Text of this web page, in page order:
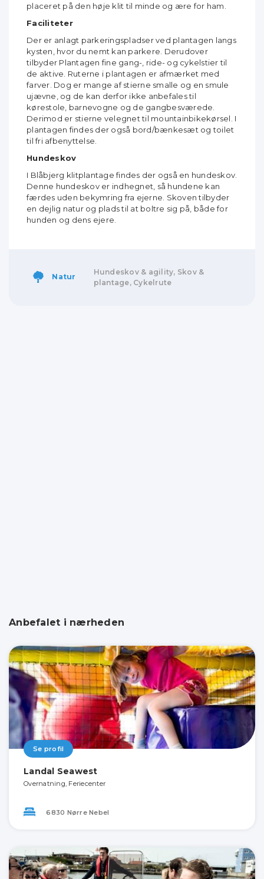
placeret på den høje klit til minde og ære for ham.
Faciliteter
Der er anlagt parkeringspladser ved plantagen langs
kysten, hvor du nemt kan parkere. Derudover
tilbyder Plantagen fine gang-, ride- og cykelstier til
de aktive. Ruterne i plantagen er afmærket med
farver. Dog er mange af stierne smalle og en smule
ujævne, og de kan derfor ikke anbefales til
kørestole, barnevogne og de gangbesværede.
Derimod er stierne velegnet til mountainbikekørsel. I
plantagen findes der også bord/bænkesæt og toilet
til fri afbenyttelse.
Hundeskov
I Blåbjerg klitplantage findes der også en hundeskov.
Denne hundeskov er indhegnet, så hundene kan
færdes uden bekymring fra ejerne. Skoven tilbyder
en dejlig natur og plads til at boltre sig på, både for
hunden og dens ejere.
Natur
Hundeskov & agility, Skov &
plantage, Cykelrute
Anbefalet i nærheden
Se profil
Landal Seawest
Overnatning, Feriecenter
6830 Nørre Nebel